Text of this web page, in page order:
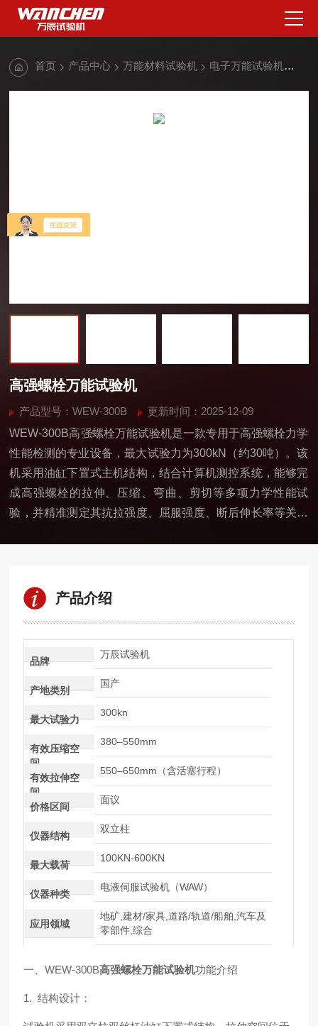
首页 产品中心 万能材料试验机 电子万能试验机
高强螺栓万能试验机
产品型号：WEW-300B
更新时间：2025-12-09
WEW-300B高强螺栓万能试验机是一款专用于高强螺栓力学
性能检测的专业设备，最大试验力为300kN（约30吨）。该
机采用油缸下置式主机结构，结合计算机测控系统，能够完
成高强螺栓的拉伸、压缩、弯曲、剪切等多项力学性能试
验，并精准测定其抗拉强度、屈服强度、断后伸长率等关键
产品介绍
品牌
万辰试验机
产地类别
国产
最大试验力
300kn
有效压缩空
间
380–550mm
有效拉伸空
间
550–650mm（含活塞行程）
价格区间
面议
仪器结构
双立柱
最大载荷
100KN-600KN
仪器种类
电液伺服试验机（WAW）
应用领域
地矿,建材/家具,道路/轨道/船舶,汽车及
零部件,综合
一、WEW-300B高强螺栓万能试验机功能介绍
1. 结构设计：